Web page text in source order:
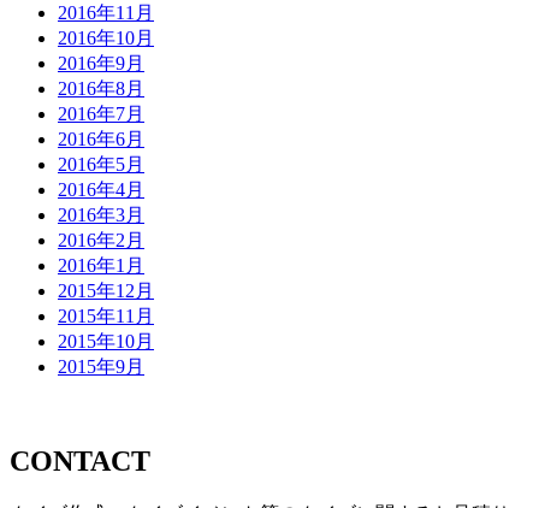
2016年11月
2016年10月
2016年9月
2016年8月
2016年7月
2016年6月
2016年5月
2016年4月
2016年3月
2016年2月
2016年1月
2015年12月
2015年11月
2015年10月
2015年9月
CONTACT